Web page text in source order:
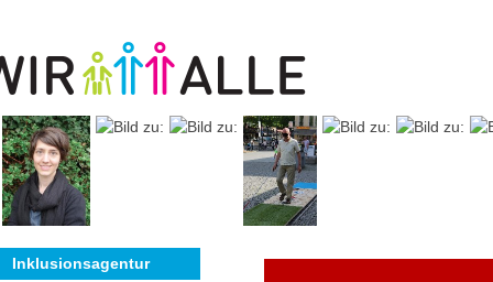
Inklusionsagentur